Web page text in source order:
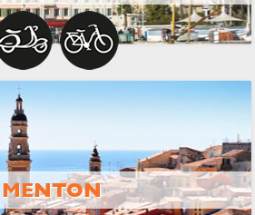
MENTON